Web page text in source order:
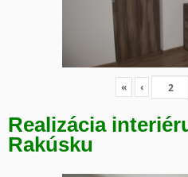
« ‹
Realizácia
Rakúsku